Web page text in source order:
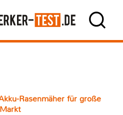
Rasenmäher für große